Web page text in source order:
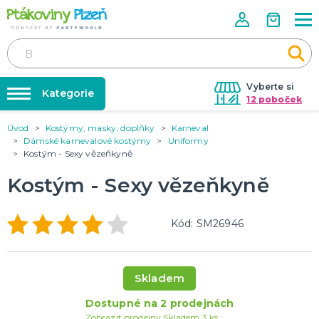
Vyberte si
12 poboček
Půjčovna kostýmů
Párty výzdoba na klíč
Nafukování balónků
Rozvoz
Kategorie
KOSTÝMY, MASKY, DOPLŇKY
Kostýmy do páru
Halloween
KARNEVALOVÉ KOSTÝMY
Balónky latexové
Úvod Kostýmy, masky, doplňky
Karneval
Dámské karnevalové kostýmy
Uniformy
Kostým - Sexy vězeňkyně
Kostým - Sexy vězeňkyně
Kód: SM26946
Skladem
Dostupné na 2 prodejnách